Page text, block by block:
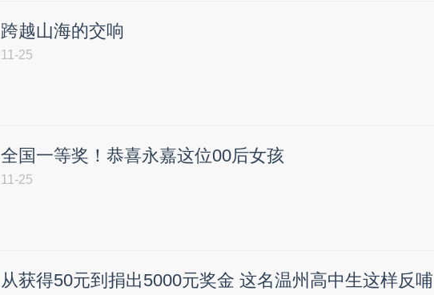
跨越山海的交响
11-25
全国一等奖！恭喜永嘉这位00后女孩
11-25
从获得50元到捐出5000元奖金 这名温州高中生这样反哺